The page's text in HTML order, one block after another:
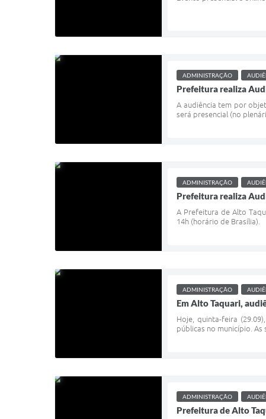
ADMINISTRAÇÃO
Prefeitura realiza
A audiência tem por
será presencial (no
ADMINISTRAÇÃO
Prefeitura realiza
A Prefeitura de Alto
14h (horário de Brasília).
ADMINISTRAÇÃO
Em Alto Taquari,
Hoje, quinta-feira
públicas no município. As
ADMINISTRAÇÃO
Prefeitura de Alto